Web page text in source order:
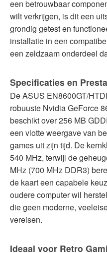
een betrouwbaar
wilt verkrijgen, is dit een
grondig getest en
installatie in een
een zeldzaam onderdeel
Specificaties en
De ASUS EN8600GT/
robuuste Nvidia GeForce
beschikt over 256 MB
een vlotte weergave van
games uit zijn tijd. De
540 MHz, terwijl de
MHz (700 MHz DDR3)
de kaart een capabele
oudere computer wil
die geen moderne,
vereisen.
Ideaal voor Retro